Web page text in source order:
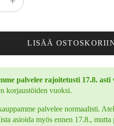
LISÄÄ
palvelee rajoitetusti 17.8. asti
korjaustöiden vuoksi.
palvelee normaalisti.
asioida myös ennen 17.8., mutta